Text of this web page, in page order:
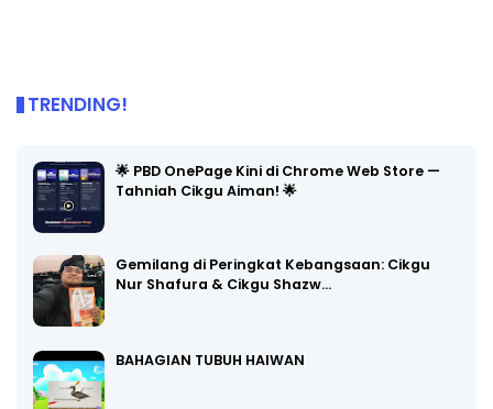
TRENDING!
🌟 PBD OnePage Kini di Chrome Web Store —
Tahniah Cikgu Aiman! 🌟
Gemilang di Peringkat Kebangsaan: Cikgu
Nur Shafura & Cikgu Shazw…
BAHAGIAN TUBUH HAIWAN